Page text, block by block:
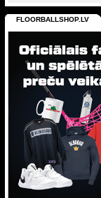
FLOORBALLSHOP.LV